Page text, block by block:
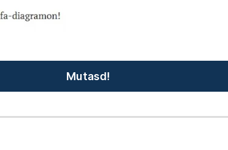
Mutasd!